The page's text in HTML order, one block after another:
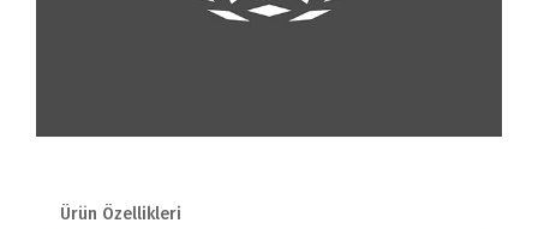
Ürün Özellikleri